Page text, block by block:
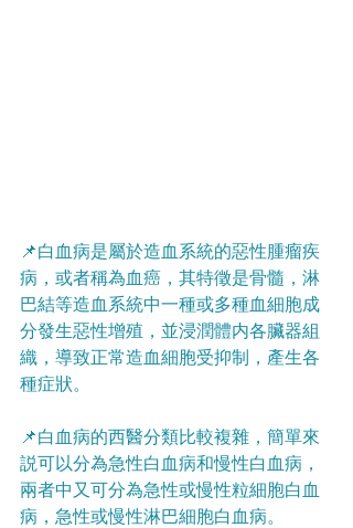
📌白血病是屬於造血系統的惡性腫瘤疾
病，或者稱為血癌，其特徵是骨髓，淋
巴結等造血系統中一種或多種血細胞成
分發生惡性增殖，並浸潤體内各臟器組
織，導致正常造血細胞受抑制，產生各
種症狀。
📌白血病的西醫分類比較複雜，簡單來
説可以分為急性白血病和慢性白血病，
兩者中又可分為急性或慢性粒細胞白血
病，急性或慢性淋巴細胞白血病。